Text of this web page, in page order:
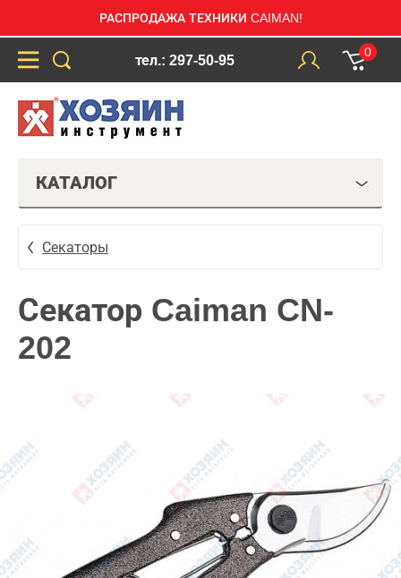
РАСПРОДАЖА ТЕХНИКИ CAIMAN!
тел.: 297-50-95
0
КАТАЛОГ
Секаторы
Секатор Caiman CN-
202